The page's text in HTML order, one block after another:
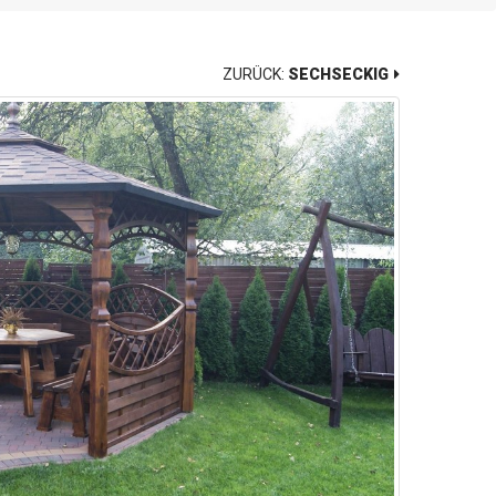
ZURÜCK: SECHSECKIG